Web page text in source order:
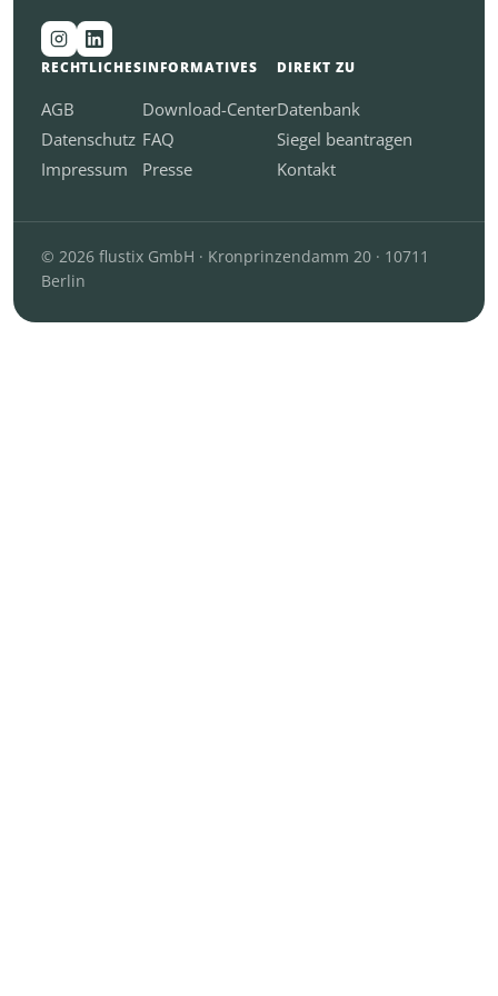
RECHTLICHES
AGB
Datenschutz
Impressum
INFORMATIVES
Download-Center
FAQ
Presse
DIREKT ZU
Datenbank
Siegel beantragen
Kontakt
© 2026 flustix GmbH · Kronprinzendamm 20 · 10711
Berlin